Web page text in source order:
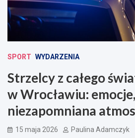
SPORT WYDARZENIA
Strzelcy z całego
w Wrocławiu:
niezapomniana
15 maja 2026 Paulina Adamczyk